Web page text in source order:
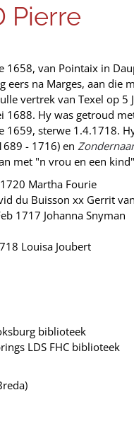
Pierre
1658, van Pointaix in
eers na Marges, aan die
vertrek van Texel op 5
1688. Hy was getroud
1659, sterwe 1.4.1718.
- 1716) en
met "n vrou en een
Martha Fourie
du Buisson xx Gerrit
1717 Johanna Snyman
Louisa Joubert
biblioteek
LDS FHC biblioteek